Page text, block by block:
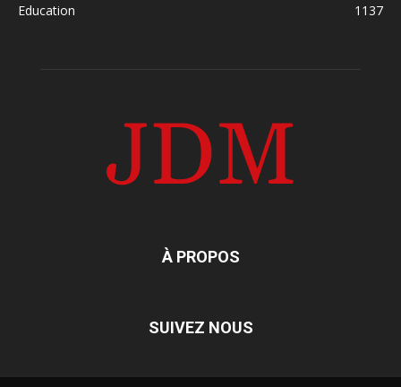
Education
1137
À PROPOS
SUIVEZ NOUS